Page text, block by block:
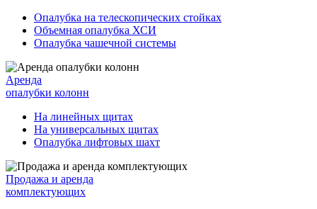
Опалубка на телескопических стойках
Объемная опалубка ХСИ
Опалубка чашечной системы
Аренда
опалубки колонн
На линейных щитах
На универсальных щитах
Опалубка лифтовых шахт
Продажа и аренда
комплектующих